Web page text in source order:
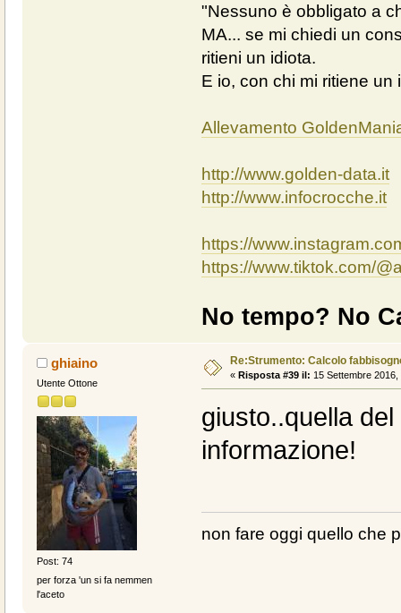
"Nessuno è obbligato a
MA... se mi chiedi un
ritieni un idiota.
E io, con chi mi ritiene
Allevamento
http://www.golden-data.it
http://www.infocrocche.it
https://
https://www.tiktok.com/
No tempo? No
ghiaino
Utente Ottone
Post: 74
per forza 'un si fa nemmen
l'aceto
Re:Strumento: Calcolo
« Risposta #39 il: 15 Settembre 2016,
giusto..quella
informazione!
non fare oggi quello che